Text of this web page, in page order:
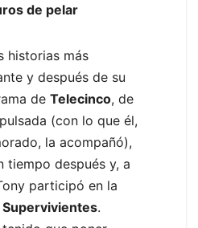
de pelar
historias más
y después de su
de Telecinco, de
(con lo que él,
la acompañó),
tiempo después y, a
participó en la
Supervivientes.